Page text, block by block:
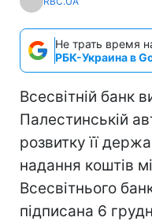
Не трать время
РБК-Украина в
Всесвітній банк
Палестинській
розвитку її
надання коштів
Всесвітнього
підписана 6